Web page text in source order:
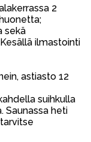
2
sekä
ilmastointi
astiasto 12
suihkulla
Saunassa heti